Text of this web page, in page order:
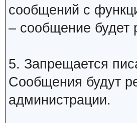
сообщений с
– сообщение будет
5. Запрещается
Сообщения будут
администрации.